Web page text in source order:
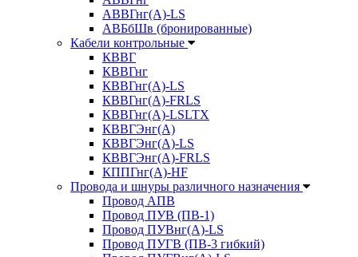
АВВГнг(А)-LS
АВБбШв (бронированные)
Кабели контрольные
КВВГ
КВВГнг
КВВГнг(А)-LS
КВВГнг(А)-FRLS
КВВГнг(А)-LSLTX
КВВГЭнг(А)
КВВГЭнг(А)-LS
КВВГЭнг(А)-FRLS
КППГнг(А)-HF
Провода и шнуры различного назначения
Провод АПВ
Провод ПУВ (ПВ-1)
Провод ПУВнг(А)-LS
Провод ПУГВ (ПВ-3 гибкий)